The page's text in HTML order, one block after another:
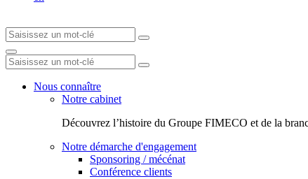
Nous connaître
Notre cabinet
Découvrez l’histoire du Groupe FIMECO et de la
Notre démarche d'engagement
Sponsoring / mécénat
Conférence clients